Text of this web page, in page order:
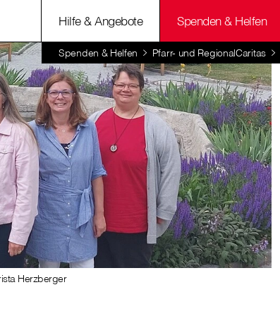
Hilfe & Angebote Spenden & Helfen
Spenden & Helfen Pfarr- und RegionalCaritas
Herzberger